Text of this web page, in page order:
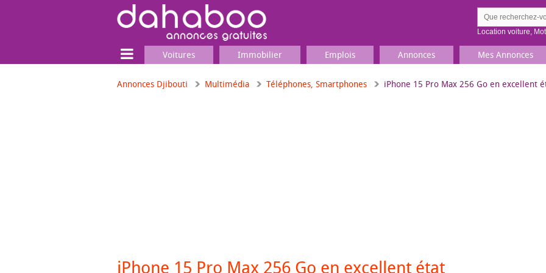
Location voiture,
Voitures Immobilier Emplois Annonces Mes Annonces
Annonces Djibouti Multimédia Téléphones, Smartphones iPhone 15 Pro Max 256 Go en excellent
iPhone 15 Pro Max 256 Go en excellent état